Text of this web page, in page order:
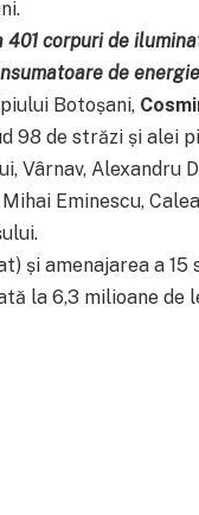
corpuri de
de
Botoșani,
98 de străzi și alei
Vârnav, Alexandru
Eminescu, Calea
și amenajarea a 15
la 6,3 milioane de